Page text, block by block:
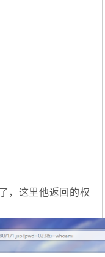
，这里他返回的权